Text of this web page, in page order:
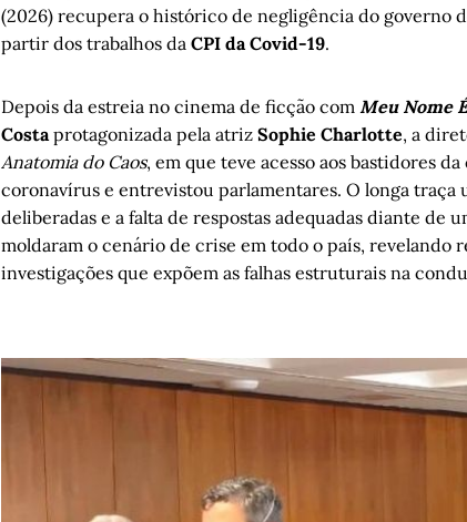
(2026) recupera o histórico de negligência do governo
partir dos trabalhos da CPI da Covid-19.
Depois da estreia no cinema de ficção com Meu Nome
Costa protagonizada pela atriz Sophie Charlotte, a
Anatomia do Caos, em que teve acesso aos bastidores da
coronavírus e entrevistou parlamentares. O longa traça
deliberadas e a falta de respostas adequadas diante de
moldaram o cenário de crise em todo o país, revelando
investigações que expõem as falhas estruturais na